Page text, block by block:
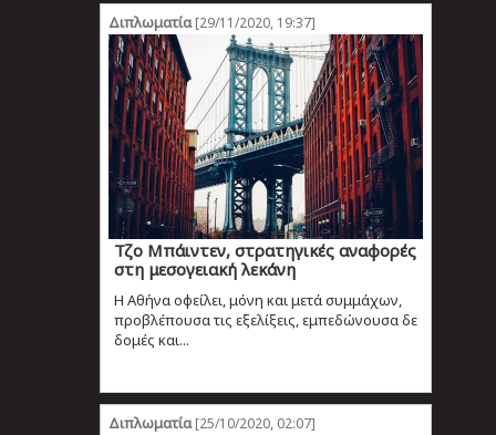
Διπλωματία[29/11/2020, 19:37]
Τζο Μπάιντεν, στρατηγικές αναφορές
στη μεσογειακή λεκάνη
Η Αθήνα οφείλει, μόνη και μετά συμμάχων,
προβλέπουσα τις εξελίξεις, εμπεδώνουσα δε
δομές και...
Διπλωματία[25/10/2020, 02:07]